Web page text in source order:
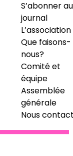
S’abonner au
journal
L’association
Que faisons-
nous?
Comité et
équipe
Assemblée
générale
Nous